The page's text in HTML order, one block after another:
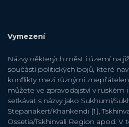
Vymezení
Názvy některých měst i území na
součástí politických bojů, které
konflikty mezi různými
můžete ve zpravodajství v ruském
setkávat s názvy jako Sukhumi/
Stepanakert/Khankendi [1],
Ossetia/Tskhinvali Region apod. V